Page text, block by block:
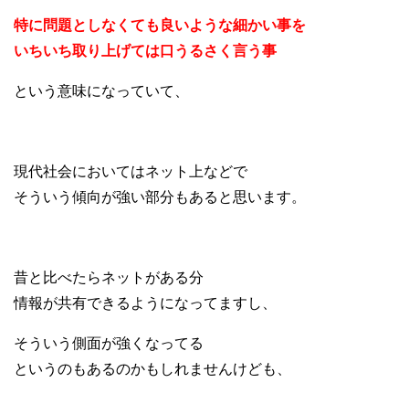
特に問題としなくても良いような細かい事を
いちいち取り上げては口うるさく言う事
という意味になっていて、
現代社会においてはネット上などで
そういう傾向が強い部分もあると思います。
昔と比べたらネットがある分
情報が共有できるようになってますし、
そういう側面が強くなってる
というのもあるのかもしれませんけども、